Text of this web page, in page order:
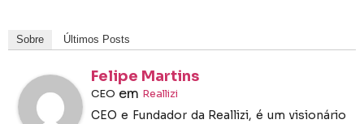
Sobre Últimos Posts
Felipe Martins
CEO em Reallizi
CEO e Fundador da Reallizi, é um visionário